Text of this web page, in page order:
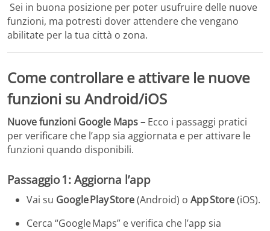
Sei in buona posizione per poter usufruire delle nuove
funzioni, ma potresti dover attendere che vengano
abilitate per la tua città o zona.
Come controllare e attivare le nuove
funzioni su Android/iOS
Nuove funzioni Google Maps – Ecco i passaggi pratici
per verificare che l’app sia aggiornata e per attivare le
funzioni quando disponibili.
Passaggio 1: Aggiorna l’app
Vai su Google Play Store(Android) o App Store(iOS).
Cerca “Google Maps” e verifica che l’app sia